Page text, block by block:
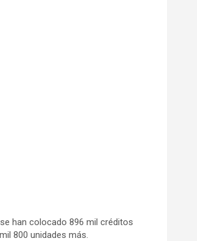
han colocado 896 mil créditos
800 unidades más.